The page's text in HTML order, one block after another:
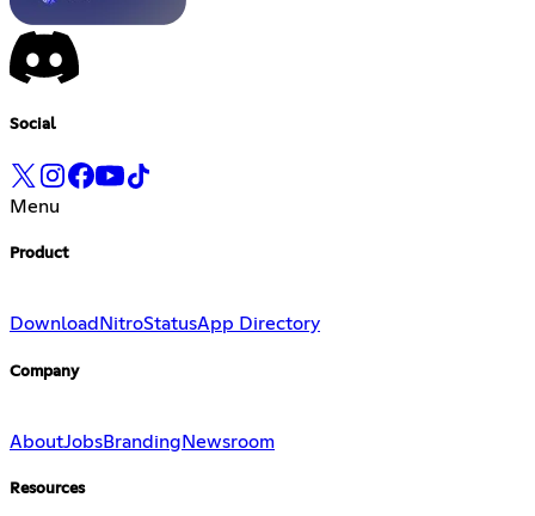
Social
Menu
Product
Download NitroStatusApp Directory
Company
AboutJobsBranding Newsroom
Resources